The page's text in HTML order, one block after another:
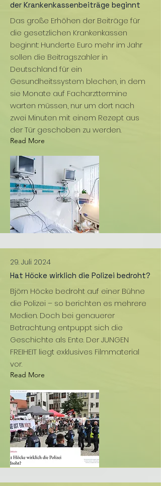
der Krankenkassenbeiträge beginnt
Das große Erhöhen der Beiträge für
die gesetzlichen Krankenkassen
beginnt: Hunderte Euro mehr im Jahr
sollen die Beitragszahler in
Deutschland für ein
Gesundheitssystem blechen, in dem
sie Monate auf Facharzttermine
warten müssen, nur um dort nach
zwei Minuten mit einem Rezept aus
der Tür geschoben zu werden.
Read More
29. Juli 2024
Hat Höcke wirklich die Polizei bedroht?
Björn Höcke bedroht auf einer Bühne
die Polizei – so berichten es mehrere
Medien. Doch bei genauerer
Betrachtung entpuppt sich die
Geschichte als Ente. Der JUNGEN
FREIHEIT liegt exklusives Filmmaterial
vor.
Read More